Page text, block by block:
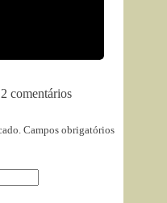
2 comentários
Campos obrigatórios